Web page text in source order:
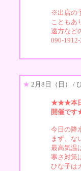
※出店の
こともあ
遠方など
090-
★ 2月8日（日） /
★★★本日
開催で
今日の降
まず、な
最高気温
寒さ対策
ひな子は